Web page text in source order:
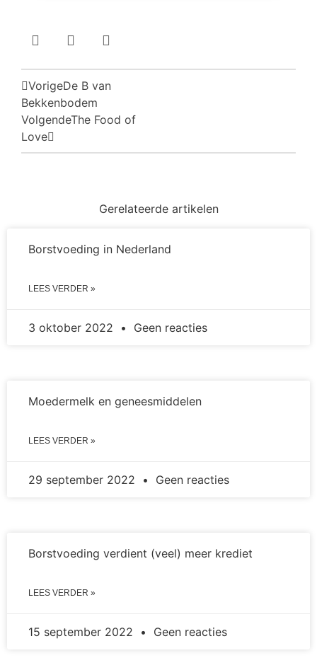
VorigeDe B van
Bekkenbodem
VolgendeThe Food of
Love
Gerelateerde artikelen
Borstvoeding in Nederland
LEES VERDER »
3 oktober 2022 Geen reacties
Moedermelk en geneesmiddelen
LEES VERDER »
29 september 2022 Geen reacties
Borstvoeding verdient (veel) meer krediet
LEES VERDER »
15 september 2022 Geen reacties